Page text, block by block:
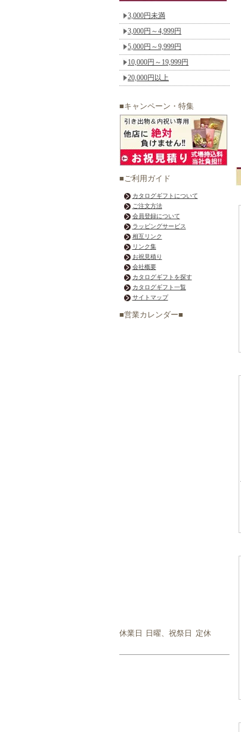
3,000円未満
3,000円～4,999円
5,000円～9,999円
10,000円～19,999円
20,000円以上
■キャンペーン・特集
■ご利用ガイド
カタログギフトについて
ご注文方法
会員登録について
ラッピングサービス
相互リンク
リンク集
お祝見積り
会社概要
カタログギフトを探す
カタログギフト一覧
サイトマップ
■営業カレンダー■
休業日 日曜、祝祭日 定休